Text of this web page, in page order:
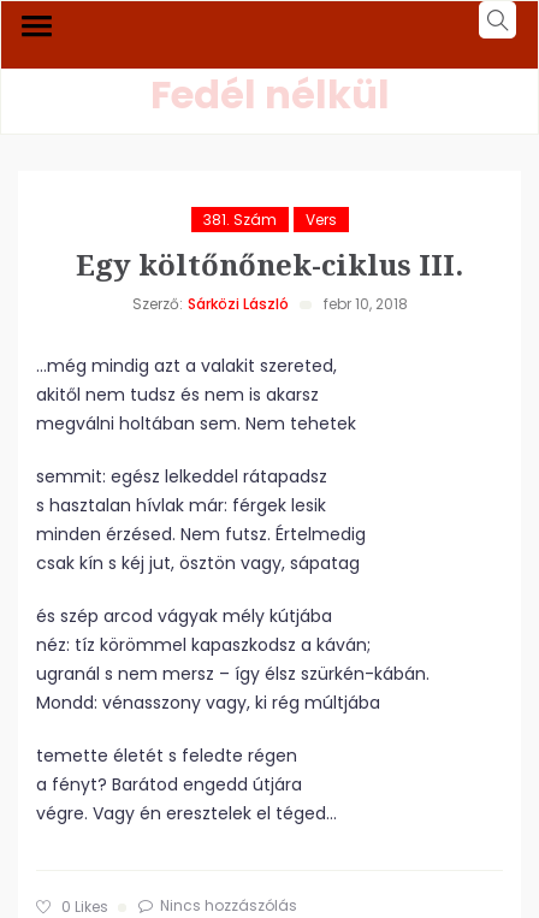
Fedél nélkül
381. Szám Vers
Egy költőnőnek-ciklus III.
Szerző: Sárközi László febr 10, 2018
…még mindig azt a valakit szereted,
akitől nem tudsz és nem is akarsz
megválni holtában sem. Nem tehetek
semmit: egész lelkeddel rátapadsz
s hasztalan hívlak már: férgek lesik
minden érzésed. Nem futsz. Értelmedig
csak kín s kéj jut, ösztön vagy, sápatag
és szép arcod vágyak mély kútjába
néz: tíz körömmel kapaszkodsz a káván;
ugranál s nem mersz – így élsz szürkén-kábán.
Mondd: vénasszony vagy, ki rég múltjába
temette életét s feledte régen
a fényt? Barátod engedd útjára
végre. Vagy én eresztelek el téged…
0 Likes Nincs hozzászólás